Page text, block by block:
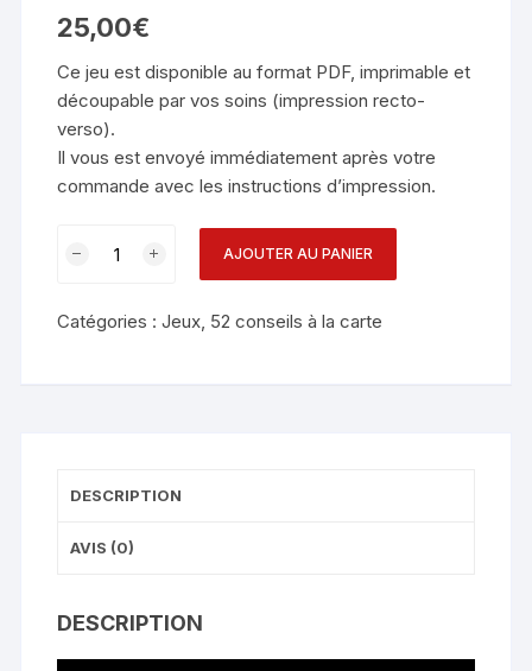
25,00€
Ce jeu est disponible au format PDF, imprimable et
découpable par vos soins (impression recto-
verso).
Il vous est envoyé immédiatement après votre
commande avec les instructions d’impression.
AJOUTER AU PANIER
Catégories :Jeux, 52 conseils à la carte
DESCRIPTION
AVIS (0)
DESCRIPTION